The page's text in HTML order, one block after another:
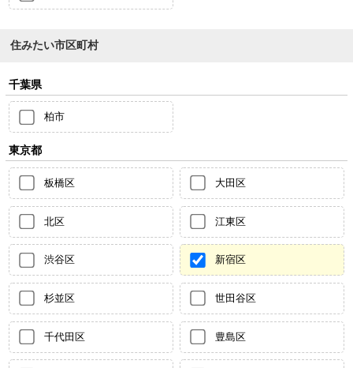
住みたい市区町村
千葉県
柏市
東京都
板橋区 大田区
北区 江東区
渋谷区 新宿区
杉並区 世田谷区
千代田区 豊島区